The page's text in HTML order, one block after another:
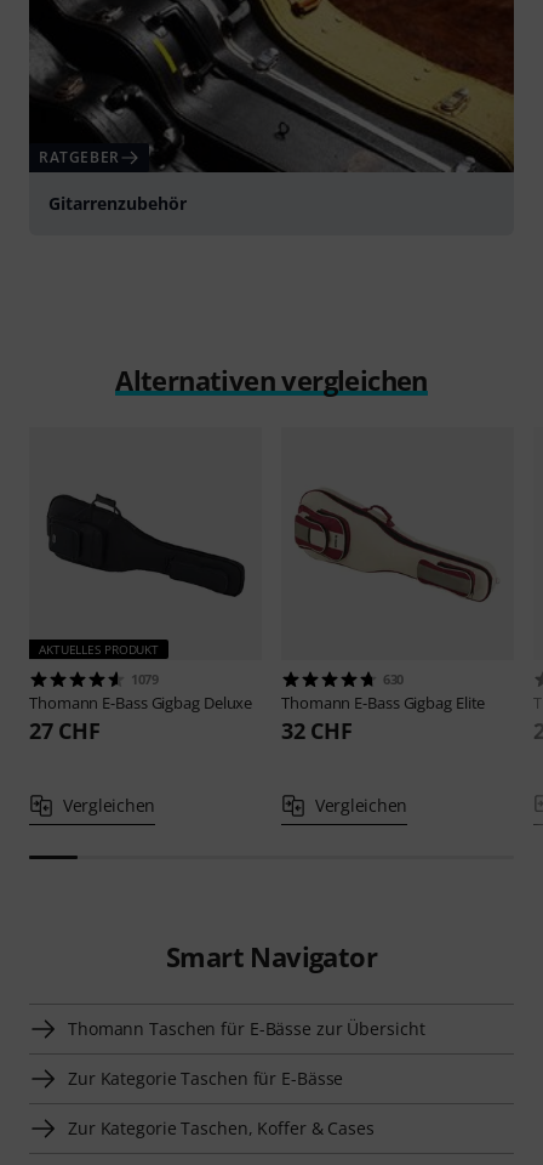
RATGEBER
Gitarrenzubehör
Alternativen vergleichen
AKTUELLES PRODUKT
1079
Thomann E-Bass Gigbag Deluxe
27 CHF
Vergleichen
630
Thomann E-Bass Gigbag Elite
32 CHF
Vergleichen
Smart Navigator
Thomann Taschen für E-Bässe zur Übersicht
Zur Kategorie Taschen für E-Bässe
Zur Kategorie Taschen, Koffer & Cases